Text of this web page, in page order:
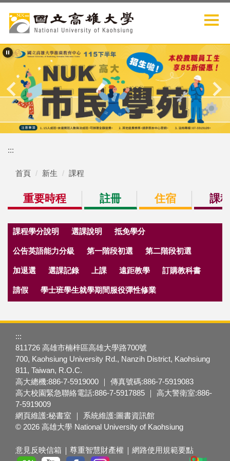
到
主
內
:::
首頁 新生 課程
重要時程 註冊 住宿 課
課程學分說明 選課說明 抵免學分
公告英語能力分級 第一階段初選 第二階段初選
加退選 選課記錄 上課 遠距教學 訂購教科書
請假 學士班學生就學期間服役彈性修業
:::
811726 高雄市楠梓區高雄大學路700號
700, Kaohsiung University Rd., Nanzih District, Kaohsiung
811, Taiwan, R.O.C.
高大總機:886-7-5919000 ｜ 傳真號碼:886-7-5919083
高大校園緊急聯絡電話:886-7-5917885 ｜ 高大警衛室:886-
7-5919009
網頁維護:秘書室 ｜ 系統維護:圖書資訊館
© 2026 高雄大學 National University of Kaohsiung
意見反映信箱 尊重智慧財產權 網路使用規範要點